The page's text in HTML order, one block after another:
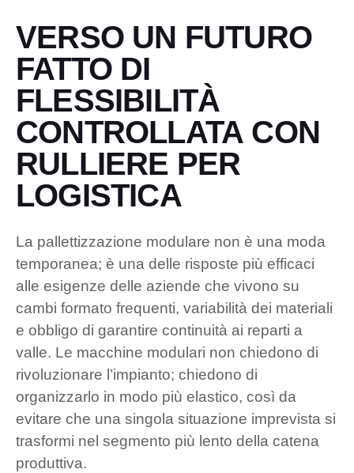
VERSO UN FUTURO
FATTO DI
FLESSIBILITÀ
CONTROLLATA CON
RULLIERE PER
LOGISTICA
La pallettizzazione modulare non è una moda
temporanea; è una delle risposte più efficaci
alle esigenze delle aziende che vivono su
cambi formato frequenti, variabilità dei materiali
e obbligo di garantire continuità ai reparti a
valle. Le macchine modulari non chiedono di
rivoluzionare l’impianto; chiedono di
organizzarlo in modo più elastico, così da
evitare che una singola situazione imprevista si
trasformi nel segmento più lento della catena
produttiva.